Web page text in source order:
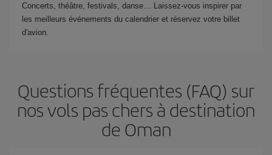
Concerts, théâtre, festivals, danse… Laissez-vous inspirer par
les meilleurs événements du calendrier et réservez votre billet
d'avion.
Questions fréquentes (FAQ) sur
nos vols pas chers à destination
de Oman